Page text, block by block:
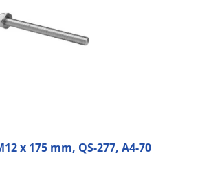
x 175 mm, QS-277, A4-70